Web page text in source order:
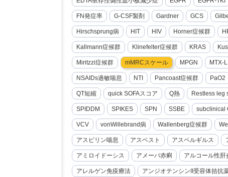
FN発症率 G-CSF製剤 Gardner GCS
Hirschsprung病 HIT HIV Horner症候群
Kallmann症候群 Klinefelter症候群 KRAS
Miritzzi症候群 mMRCスケール MPGN MTX-
NSAIDs過敏喘息 NTI Pancoast症候群 PaO2
QT短縮 quick SOFAスコア Q熱 Restless leg
SPIDDM SPIKES SPN SSBE subclinical
VCV vonWillebrand病 Wallenberg症候群
アスピリン喘息 アスベスト アスペルギルス
アミロイドーシス アメーバ赤痢 アルコール性肝
アレルゲン免疫療法 アンジオテンシンII受容体拮抗